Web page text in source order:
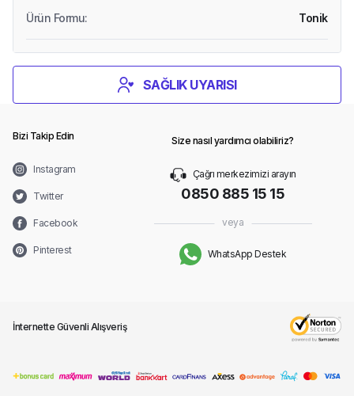
Ürün Formu: Tonik
SAĞLIK UYARISI
Bizi Takip Edin
Instagram
Twitter
Facebook
Pinterest
Size nasıl yardımcı olabiliriz?
Çağrı merkezimizi arayın
0850 885 15 15
veya
WhatsApp Destek
İnternette Güvenli Alışveriş